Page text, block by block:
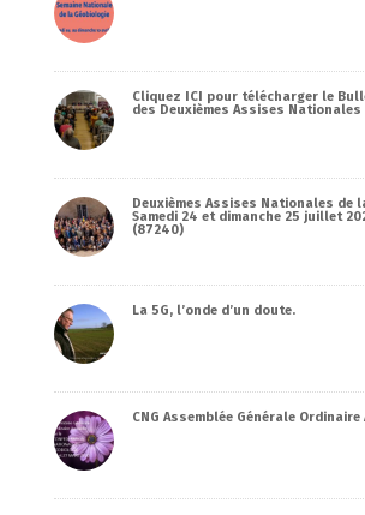
Cliquez ICI pour télécharger le
des Deuxièmes Assises
Deuxièmes Assises Nationales de
Samedi 24 et dimanche 25 juillet
(87240)
La 5G, l’onde d’un doute.
CNG Assemblée Générale